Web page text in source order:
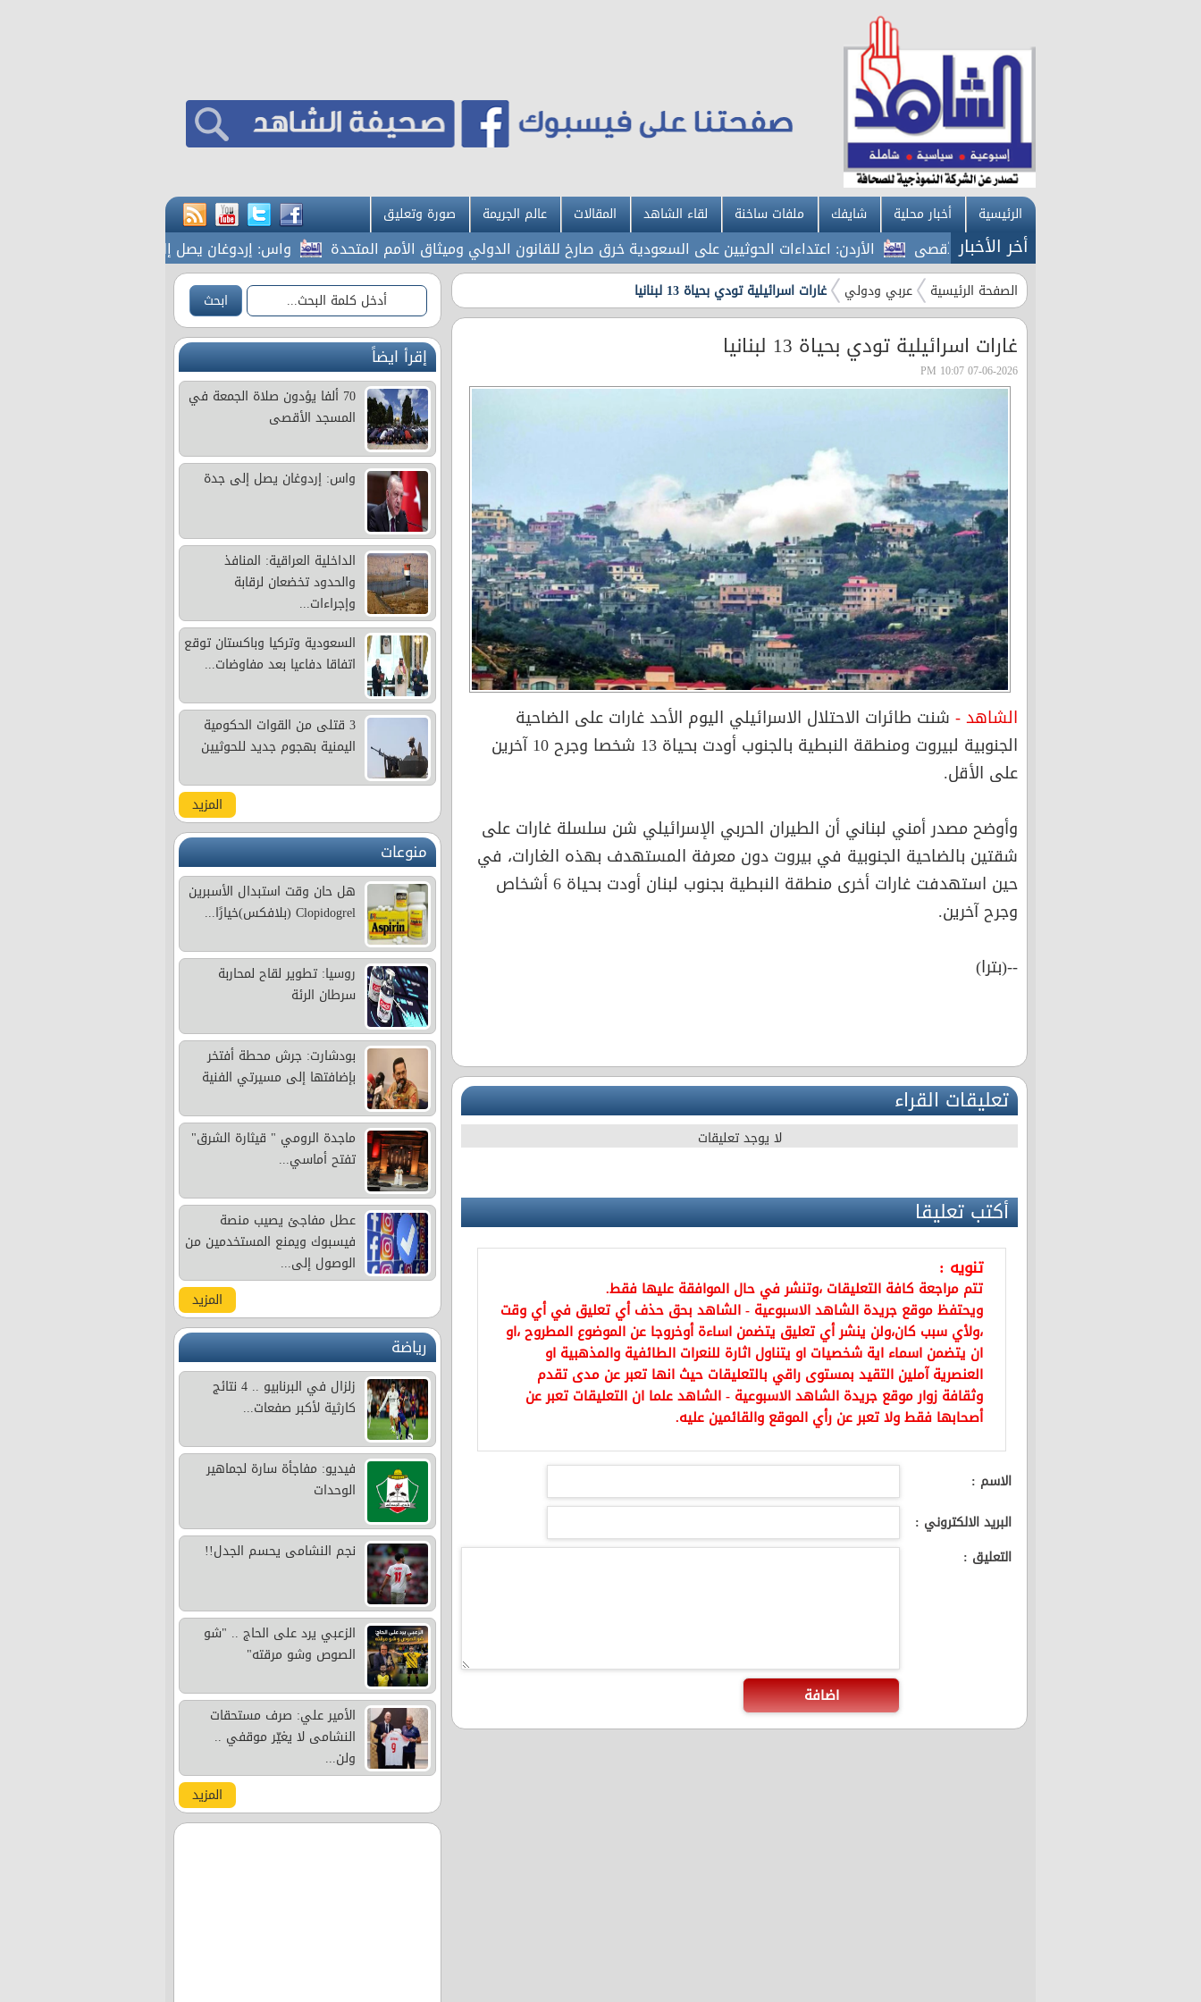
الرئيسية أخبار محلية شايفك ملفات ساخنة لقاء الشاهد المقالات عالم الجريمة صورة وتعليق
أخر الأخبار الأردن: اعتداءات الحوثيين على السعودية خرق صارخ للقانون الدولي وميثاق الأمم المتحدة واس: إردوغان يصل إلى جدة
الصفحة الرئيسية عربي ودولي غارات اسرائيلية تودي بحياة 13 لبنانيا
غارات اسرائيلية تودي بحياة 13 لبنانيا
07-06-2026 10:07 PM
الشاهد - شنت طائرات الاحتلال الاسرائيلي اليوم الأحد غارات على الضاحية
الجنوبية لبيروت ومنطقة النبطية بالجنوب أودت بحياة 13 شخصا وجرح 10 آخرين
على الأقل.
وأوضح مصدر أمني لبناني أن الطيران الحربي الإسرائيلي شن سلسلة غارات على
شقتين بالضاحية الجنوبية في بيروت دون معرفة المستهدف بهذه الغارات، في
حين استهدفت غارات أخرى منطقة النبطية بجنوب لبنان أودت بحياة 6 أشخاص
وجرح آخرين.
--(بترا)
تعليقات القراء
لا يوجد تعليقات
أكتب تعليقا
تنويه :
تتم مراجعة كافة التعليقات ،وتنشر في حال الموافقة عليها فقط.
ويحتفظ موقع جريدة الشاهد الاسبوعية - الشاهد بحق حذف أي تعليق في أي وقت
،ولأي سبب كان،ولن ينشر أي تعليق يتضمن اساءة أوخروجا عن الموضوع المطروح ،او
ان يتضمن اسماء اية شخصيات او يتناول اثارة للنعرات الطائفية والمذهبية او
العنصرية آملين التقيد بمستوى راقي بالتعليقات حيث انها تعبر عن مدى تقدم
وثقافة زوار موقع جريدة الشاهد الاسبوعية - الشاهد علما ان التعليقات تعبر عن
أصحابها فقط ولا تعبر عن رأي الموقع والقائمين عليه.
الاسم :
البريد الالكتروني :
التعليق :
اضافة
إقرأ ايضاً
70 ألفا يؤدون صلاة الجمعة في
المسجد الأقصى
واس: إردوغان يصل إلى جدة
الداخلية العراقية: المنافذ
والحدود تخضعان لرقابة
وإجراءات...
السعودية وتركيا وباكستان توقع
اتفاقا دفاعيا بعد مفاوضات...
3 قتلى من القوات الحكومية
اليمنية بهجوم جديد للحوثيين
المزيد
منوعات
هل حان وقت استبدال الأسبرين
Clopidogrel (بلافكس)خيارًا...
روسيا: تطوير لقاح لمحاربة
سرطان الرئة
بودشارت: جرش محطة أفتخر
بإضافتها إلى مسيرتي الفنية
ماجدة الرومي " قيثارة الشرق"
تفتح أماسي...
عطل مفاجئ يصيب منصة
فيسبوك ويمنع المستخدمين من
الوصول إلى...
المزيد
رياضة
زلزال في البرنابيو .. 4 نتائج
كارثية لأكبر صفعات...
فيديو: مفاجأة سارة لجماهير
الوحدات
نجم النشامى يحسم الجدل!!
الزعبي يرد على الحاج .. "شو
الصوص وشو مرقته"
الأمير علي: صرف مستحقات
النشامى لا يغيّر موقفي ..
ولن...
المزيد